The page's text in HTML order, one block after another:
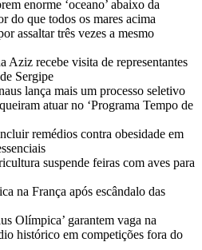
enorme ‘oceano’ abaixo da
do que todos os mares acima
assaltar três vezes a mesmo
Aziz recebe visita de representantes
Sergipe
lança mais um processo seletivo
atuar no ‘Programa Tempo de
remédios contra obesidade em
suspende feiras com aves para
na França após escândalo das
Olímpica’ garantem vaga na
histórico em competições fora do